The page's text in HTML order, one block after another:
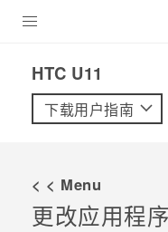
VIVE
支持帮助
在线客服
HTC U11‎
下载用户指南
< < Menu
更改应用程